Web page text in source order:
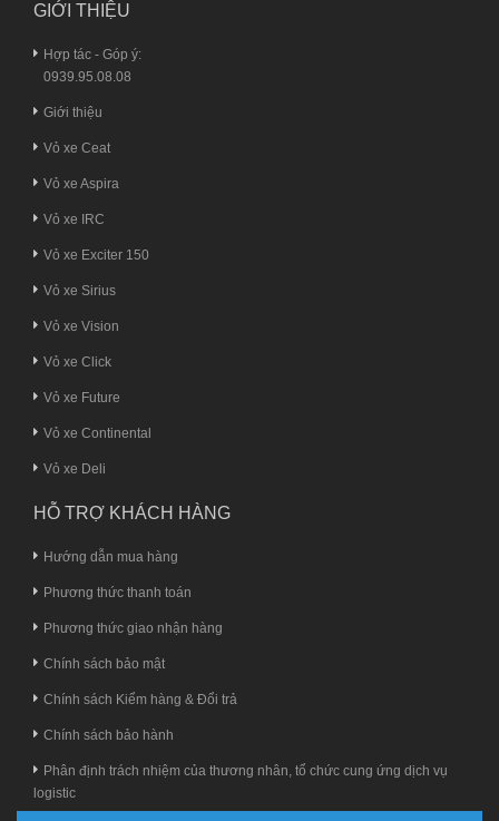
GIỚI THIỆU
Hợp tác - Góp ý:
0939.95.08.08
Giới thiệu
Vỏ xe Ceat
Vỏ xe Aspira
Vỏ xe IRC
Vỏ xe Exciter 150
Vỏ xe Sirius
Vỏ xe Vision
Vỏ xe Click
Vỏ xe Future
Vỏ xe Continental
Vỏ xe Deli
HỖ TRỢ KHÁCH HÀNG
Hướng dẫn mua hàng
Phương thức thanh toán
Phương thức giao nhận hàng
Chính sách bảo mật
Chính sách Kiểm hàng & Đổi trả
Chính sách bảo hành
Phân định trách nhiệm của thương nhân, tổ chức cung ứng dịch vụ
logistic